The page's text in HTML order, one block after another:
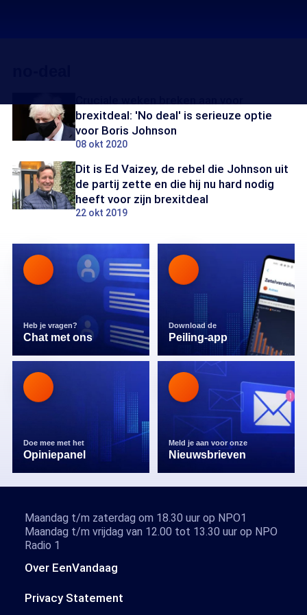
brexitdeal: 'No deal' is serieuze optie
voor Boris Johnson
08 okt 2020
Dit is Ed Vaizey, de rebel die Johnson uit
de partij zette en die hij nu hard nodig
heeft voor zijn brexitdeal
22 okt 2019
Heb je vragen?
Chat met ons
Download de
Peiling-app
Doe mee met het
Opiniepanel
Meld je aan voor onze
Nieuwsbrieven
Over EenVandaag
Privacy Statement
Maandag t/m zaterdag om 18.30 uur op NPO1
Maandag t/m vrijdag van 12.00 tot 13.30 uur op NPO
Radio 1